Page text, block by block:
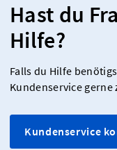
Hast du
Hilfe?
Falls du Hilfe
Kundenservice gerne
Kundenservice